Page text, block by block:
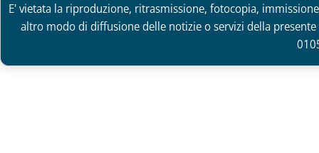
E' vietata la riproduzione, ritrasmissione, fotocopia,
altro modo di diffusione delle notizie o servizi della